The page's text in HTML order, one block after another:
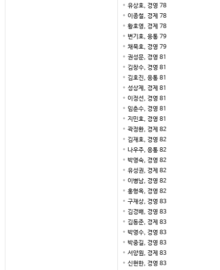
유상호, 경영 78
이종철, 경제 78
황호영, 경제 78
변기호, 응통 79
채묵호, 경영 79
권성문, 경영 81
김창수, 경영 81
김호진, 응통 81
성상제, 경제 81
이정선, 경영 81
임춘수, 경영 81
지민호, 경영 81
곽정환, 경제 82
김재호, 경영 82
나우주, 응통 82
박영숙, 경영 82
유성권, 경제 82
이병남, 경영 82
홍형옥, 경영 82
구재상, 경영 83
김경배, 경영 83
김동준, 경제 83
박영수, 경영 83
박중길, 경영 83
서양원, 경제 83
신현한, 경영 83